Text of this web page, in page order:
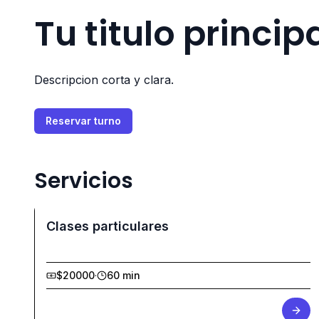
Tu titulo
Descripcion corta y clara.
Reservar turno
Servicios
Clases particulares
$20000· 60 min